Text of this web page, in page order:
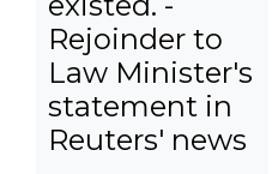
Rejoinder to
Law Minister's
statement in
Reuters' news